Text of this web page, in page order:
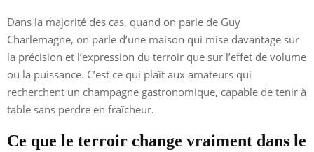
Dans la majorité des cas, quand on parle de Guy
Charlemagne, on parle d’une maison qui mise davantage sur
la précision et l’expression du terroir que sur l’effet de volume
ou la puissance. C’est ce qui plaît aux amateurs qui
recherchent un champagne gastronomique, capable de tenir à
table sans perdre en fraîcheur.
Ce que le terroir change vraiment dans le